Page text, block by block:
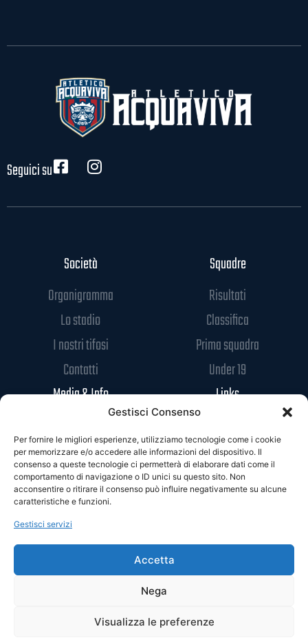
Gestisci Consenso
Per fornire le migliori esperienze, utilizziamo tecnologie come i cookie
per memorizzare e/o accedere alle informazioni del dispositivo. Il
consenso a queste tecnologie ci permetterà di elaborare dati come il
comportamento di navigazione o ID unici su questo sito. Non
acconsentire o ritirare il consenso può influire negativamente su alcune
caratteristiche e funzioni.
Gestisci servizi
Accetta
Nega
Visualizza le preferenze
Seguici su
Società
Organigramma
Lo stadio
I nostri tifosi
Contatti
Squadre
Risultati
Classifica
Prima squadra
Under 19
Media & Info
News
Sponsor
Accrediti
Links
Codice di Condotta
Privacy Policy
Cookie Policy